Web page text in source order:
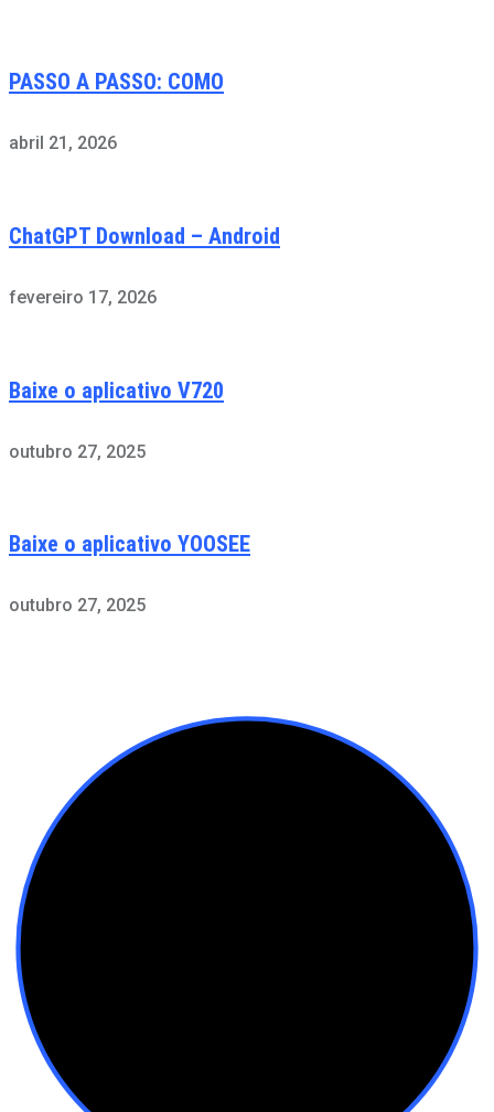
PASSO A PASSO: COMO
abril 21, 2026
ChatGPT Download – Android
fevereiro 17, 2026
Baixe o aplicativo V720
outubro 27, 2025
Baixe o aplicativo YOOSEE
outubro 27, 2025